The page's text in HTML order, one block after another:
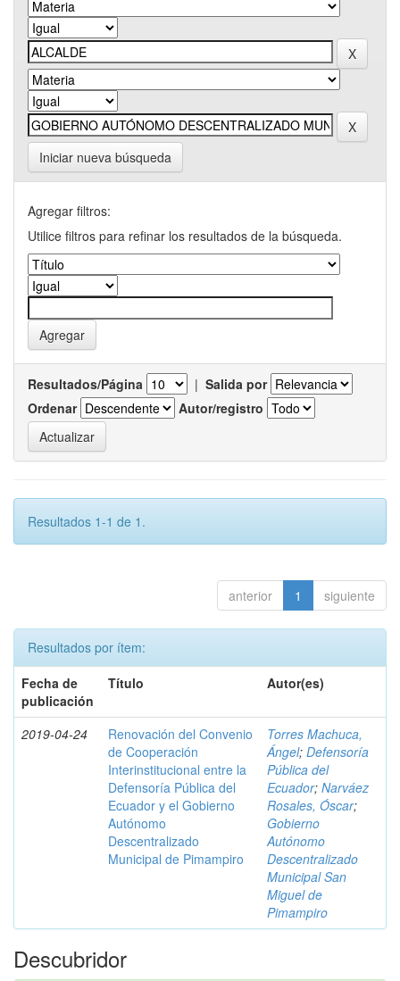
Iniciar nueva búsqueda
Agregar filtros:
Utilice filtros para refinar los resultados de la búsqueda.
Resultados/Página | Salida por
Ordenar
Autor/registro
Resultados 1-1 de 1.
anterior 1 siguiente
Resultados por ítem:
Fecha de
publicación
Título Autor(es)
2019-04-24
Renovación del Convenio
de Cooperación
Interinstitucional entre la
Defensoría Pública del
Ecuador y el Gobierno
Autónomo
Descentralizado
Municipal de Pimampiro
Torres Machuca,
Ángel; Defensoría
Pública del
Ecuador; Narváez
Rosales, Óscar;
Gobierno
Autónomo
Descentralizado
Municipal San
Miguel de
Pimampiro
Descubridor